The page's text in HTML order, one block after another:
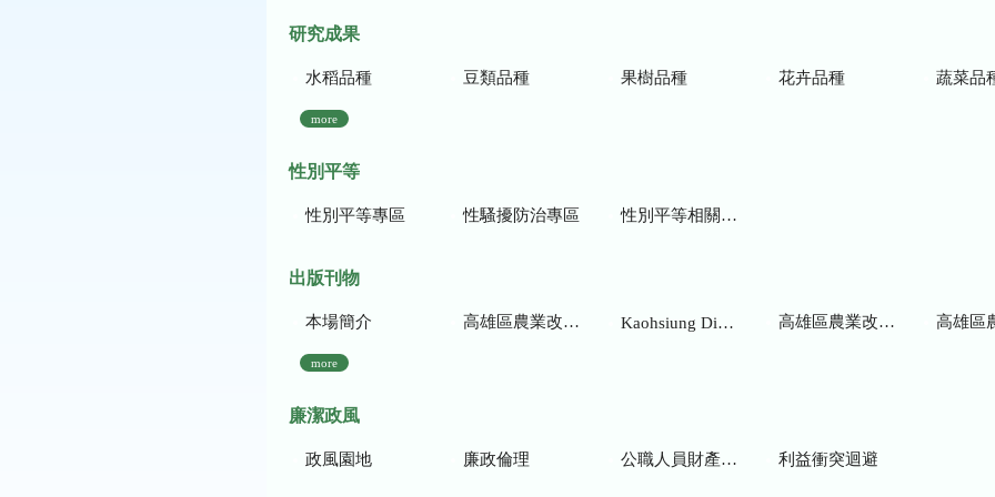
研究成果
水稻品種 豆類品種 果樹品種 花卉品種 蔬菜品
more
性別平等
性別平等專區 性騷擾防治專區 性別平等相關網站
出版刊物
本場簡介 高雄區農業改良場研究彙報 Kaohsiung District Agricultural Research and Extension Station 高雄區農業改良場年報 高雄區
more
廉潔政風
政風園地 廉政倫理 公職人員財產申報 利益衝突迴避